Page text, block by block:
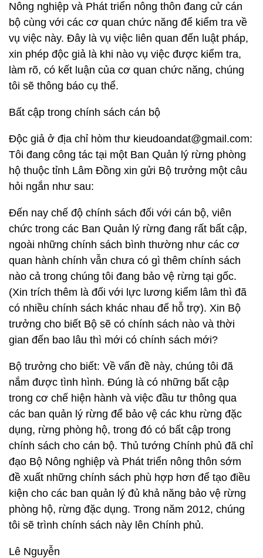
Nông nghiệp và Phát triển nông thôn đang cử cán
bộ cùng với các cơ quan chức năng để kiểm tra về
vụ việc này. Đây là vụ việc liên quan đến luật pháp,
xin phép độc giả là khi nào vụ việc được kiểm tra,
làm rõ, có kết luận của cơ quan chức năng, chúng
tôi sẽ thông báo cụ thể.
Bất cập trong chính sách cán bộ
Độc giả ở địa chỉ hòm thư kieudoandat@gmail.com:
Tôi đang công tác tại một Ban Quản lý rừng phòng
hộ thuộc tỉnh Lâm Đồng xin gửi Bộ trưởng một câu
hỏi ngắn như sau:
Đến nay chế độ chính sách đối với cán bộ, viên
chức trong các Ban Quản lý rừng đang rất bất cập,
ngoài những chính sách bình thường như các cơ
quan hành chính vẫn chưa có gì thêm chính sách
nào cả trong chúng tôi đang bảo vệ rừng tại gốc.
(Xin trích thêm là đối với lực lương kiểm lâm thì đã
có nhiều chính sách khác nhau để hỗ trợ). Xin Bộ
trưởng cho biết Bộ sẽ có chính sách nào và thời
gian đến bao lâu thì mới có chính sách mới?
Bộ trưởng cho biết: Về vấn đề này, chúng tôi đã
nắm được tình hình. Đúng là có những bất cập
trong cơ chế hiện hành và việc đầu tư thông qua
các ban quản lý rừng để bảo vệ các khu rừng đặc
dụng, rừng phòng hộ, trong đó có bất cập trong
chính sách cho cán bộ. Thủ tướng Chính phủ đã chỉ
đạo Bộ Nông nghiệp và Phát triển nông thôn sớm
đề xuất những chính sách phù hợp hơn để tạo điều
kiện cho các ban quản lý đủ khả năng bảo vệ rừng
phòng hộ, rừng đặc dụng. Trong năm 2012, chúng
tôi sẽ trình chính sách này lên Chính phủ.
Lê Nguyễn